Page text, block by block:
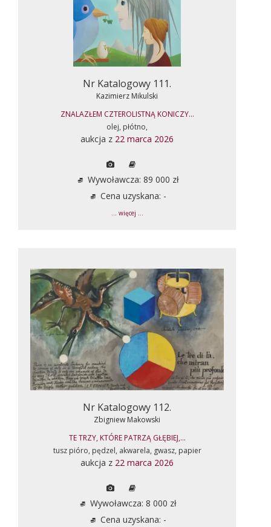
Nr Katalogowy 111.
Kazimierz Mikulski
ZNALAZŁEM CZTEROLISTNĄ KONICZY...
olej, płótno,
aukcja z 22 marca 2026
Wywoławcza: 89 000 zł
Cena uzyskana: -
... więcej ...
Nr Katalogowy 112.
Zbigniew Makowski
TE TRZY, KTÓRE PATRZĄ GŁĘBIEJ,...
tusz pióro, pędzel, akwarela, gwasz, papier
aukcja z 22 marca 2026
Wywoławcza: 8 000 zł
Cena uzyskana: -